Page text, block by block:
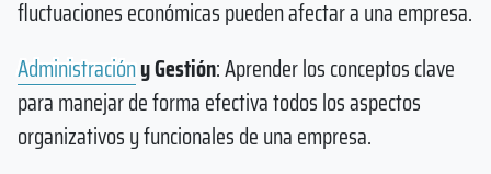
fluctuaciones económicas pueden afectar a una empresa.
Administracióny Gestión: Aprender los conceptos clave
para manejar de forma efectiva todos los aspectos
organizativos y funcionales de una empresa.